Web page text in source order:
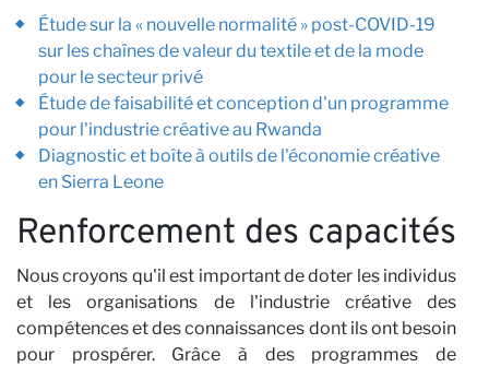
Étude sur la « nouvelle normalité » post-COVID-19
sur les chaînes de valeur du textile et de la mode
pour le secteur privé
Étude de faisabilité et conception d'un programme
pour l'industrie créative au Rwanda
Diagnostic et boîte à outils de l'économie créative
en Sierra Leone
Renforcement des capacités
Nous croyons qu'il est important de doter les individus
et les organisations de l'industrie créative des
compétences et des connaissances dont ils ont besoin
pour prospérer. Grâce à des programmes de